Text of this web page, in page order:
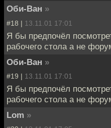
Оби-Ван »
#18 | 13.11.01 17:01
Я бы предпочёл
рабочего стола а не
Оби-Ван »
#19 | 13.11.01 17:01
Я бы предпочёл
рабочего стола а не
Lom »